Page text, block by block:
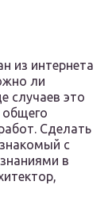
из интернета
ли
случаев это
общего
Сделать
с
в